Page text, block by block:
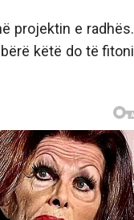
projektin e radhës.
këtë do të fitoni